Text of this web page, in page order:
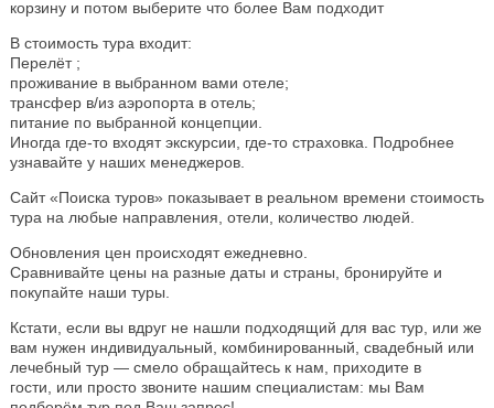
корзину и потом выберите что более Вам подходит
В стоимость тура входит:
Перелёт ;
проживание в выбранном вами отеле;
трансфер в/из аэропорта в отель;
питание по выбранной концепции.
Иногда где-то входят экскурсии, где-то страховка. Подробнее
узнавайте у наших менеджеров.
Сайт «Поиска туров» показывает в реальном времени стоимость
тура на любые направления, отели, количество людей.
Обновления цен происходят ежедневно.
Сравнивайте цены на разные даты и страны, бронируйте и
покупайте наши туры.
Кстати, если вы вдруг не нашли подходящий для вас тур, или же
вам нужен индивидуальный, комбинированный, свадебный или
лечебный тур — смело обращайтесь к нам, приходите в
гости, или просто звоните нашим специалистам: мы Вам